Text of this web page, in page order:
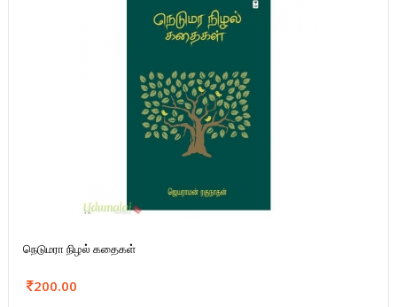
நெடுமரா நிழல் கதைகள்
200.00